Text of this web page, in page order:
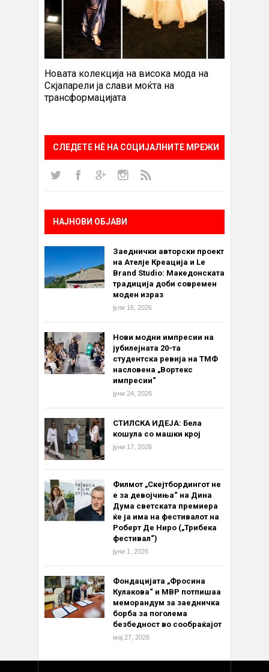
Новата колекција на висока мода на
Скјапарели ја слави моќта на
трансформацијата
СЛЕДЕТЕ НÈ НА СОЦИЈАЛНИТЕ МРЕЖИ
НАЈНОВИ ОБЈАВИ
Заеднички авторски проект
на Ателје Креација и Le
Brand Studio: Македонската
традиција доби современ
моден израз
јули 16, 2026
Нови модни импресии на
јубилејната 20-та
студентска ревија на ТМФ
насловена „Вортекс
импресии“
јуни 24, 2026
СТИЛСКА ИДЕЈА: Бела
кошула со машки крој
јуни 17, 2026
Филмот „Скејтбордингот не
е за девојчиња“ на Дина
Дума светската премиера
ќе ја има на фестивалот на
Роберт Де Ниро („Трибека
фестивал“)
јуни 1, 2026
Фондацијата „Фросина
Кулакова“ и МВР потпишаа
меморандум за заедничка
борба за поголема
безбедност во сообраќајот
мај 27, 2026